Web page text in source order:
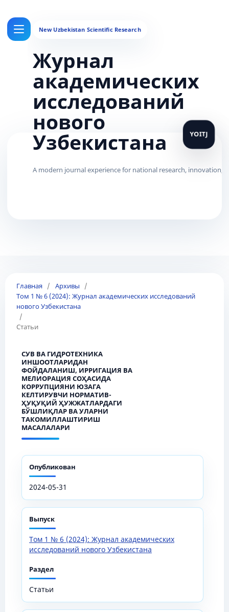
Журнал
академических
исследований
нового
Узбекистана
Главная / Архивы
/
Том 1 № 6 (2024): Журнал академических исследований
нового Узбекистана
/
Статьи
СУВ ВА ГИДРОТЕХНИКА
ИНШООТЛАРИДАН
ФОЙДАЛАНИШ, ИРРИГАЦИЯ ВА
МЕЛИОРАЦИЯ СОҲАСИДА
КОРРУПЦИЯНИ ЮЗАГА
КЕЛТИРУВЧИ НОРМАТИВ-
ҲУҚУҚИЙ ҲУЖЖАТЛАРДАГИ
БЎШЛИҚЛАР ВА УЛАРНИ
ТАКОМИЛЛАШТИРИШ
МАСАЛАЛАРИ
Опубликован
2024-05-31
Выпуск
Том 1 № 6 (2024): Журнал академических
исследований нового Узбекистана
Раздел
Статьи